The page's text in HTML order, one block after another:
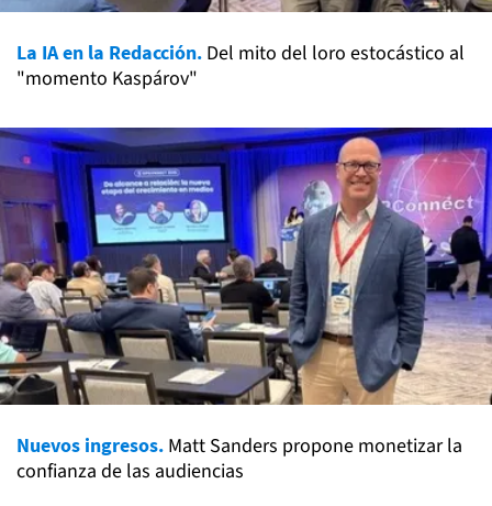
La IA en la Redacción. Del mito del loro estocástico al
"momento Kaspárov"
Nuevos ingresos. Matt Sanders propone monetizar la
confianza de las audiencias